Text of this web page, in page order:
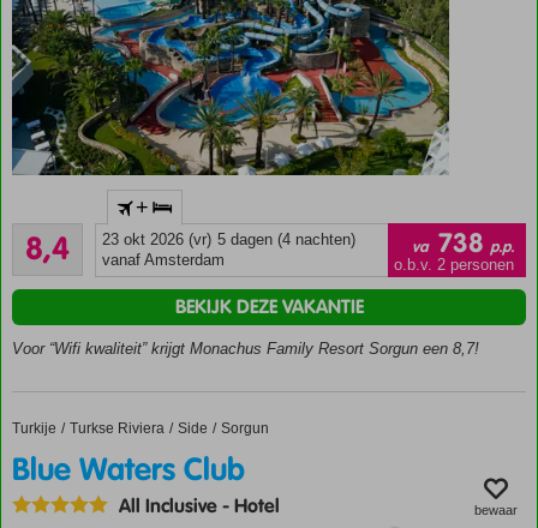
het
strand
Zwembad
restaurants,
kinderen
Animatie
voor
jong en
8,4
Zeer goed
59
beoordelingen
+
23 okt 2026 (vr) 5 dagen (4 nachten)
vanaf Amsterdam
va 738 p.p.
o.b.v. 2 personen
Voor “Wifi kwaliteit” krijgt Monachus Family Resort Sorgun een 8,7!
BEKIJK DEZE VAKANTIE
Home
Turkije Turkse Riviera Side Sorgun
Blue Waters Club
Blue Waters Club
All Inclusive-Hotel bewaar